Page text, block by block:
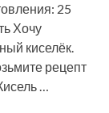
25
Хочу
киселёк.
рецепт
…